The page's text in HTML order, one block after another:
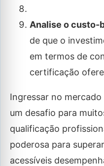
Analise o custo-
de que o
em termos de
certificação
Ingressar no
um desafio para
qualificação
poderosa para
acessíveis